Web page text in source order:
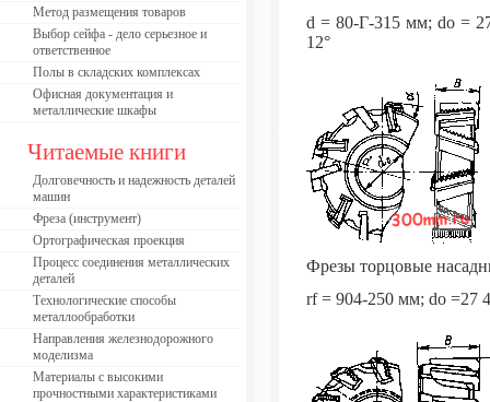
Метод размещения товаров
Выбор сейфа - дело серьезное и
ответственное
Полы в складских комплексах
Офисная документация и
металлические шкафы
Читаемые книги
Долговечность и надежность деталей
машин
Фреза (инструмент)
Ортографическая проекция
Процесс соединения металлических
деталей
Технологические способы
металлообработки
Направления железнодорожного
моделизма
Материалы с высокими
прочностными характеристиками
d = 80-Г-315 мм; do =
12°
Фрезы торцовые
rf = 904-250 мм; do =27